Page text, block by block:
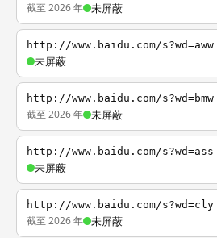
截至 2026 年 未屏蔽
http://www.baidu.com/s?wd=aww
未屏蔽
http://www.baidu.com/s?wd=bmw
截至 2026 年 未屏蔽
http://www.baidu.com/s?wd=ass
未屏蔽
http://www.baidu.com/s?wd=cly
截至 2026 年 未屏蔽